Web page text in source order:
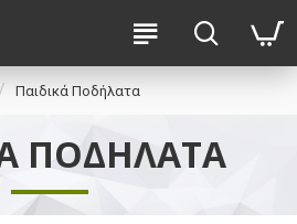
Παιδικά Ποδήλατα
ΠΟΔΉΛΑΤΑ